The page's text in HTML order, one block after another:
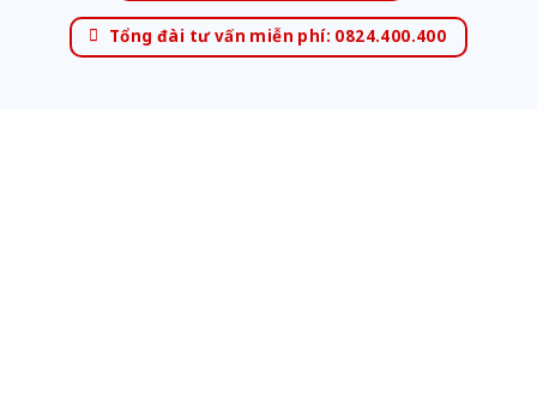
Tổng đài tư vấn miễn phí: 0824.400.400